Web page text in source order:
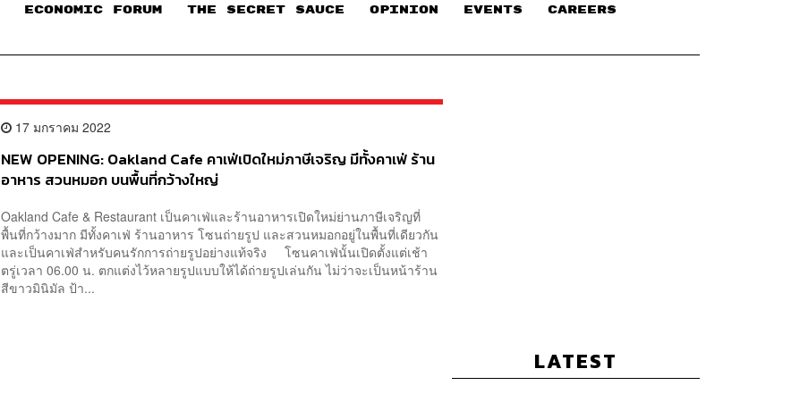
ECONOMIC FORUM THE SECRET SAUCE​ OPINION EVENTS CAREERS
17 มกราคม 2022
NEW OPENING: Oakland Cafe คาเฟ่เปิดใหม่ภาษีเจริญ มีทั้งคาเฟ่ ร้าน
อาหาร สวนหมอก บนพื้นที่กว้างใหญ่
Oakland Cafe & Restaurant เป็นคาเฟ่และร้านอาหารเปิดใหม่ย่านภาษีเจริญที่
พื้นที่กว้างมาก มีทั้งคาเฟ่ ร้านอาหาร โซนถ่ายรูป และสวนหมอกอยู่ในพื้นที่เดียวกัน
และเป็นคาเฟ่สำหรับคนรักการถ่ายรูปอย่างแท้จริง โซนคาเฟ่นั้นเปิดตั้งแต่เช้า
ตรู่เวลา 06.00 น. ตกแต่งไว้หลายรูปแบบให้ได้ถ่ายรูปเล่นกัน ไม่ว่าจะเป็นหน้าร้าน
สีขาวมินิมัล ป้า...
LATEST